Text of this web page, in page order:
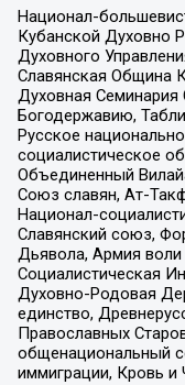
Национал-
Кубанской Духовно
Духовного
Славянская Община
Духовная Семинария
Богодержавию,
Русское
социалистическое
Объединенный
Союз славян, Ат-
Национал-
Славянский союз,
Дьявола, Армия
Социалистическая
Духовно-Родовая
единство,
Православных
общенациональный
иммиграции, Кровь и